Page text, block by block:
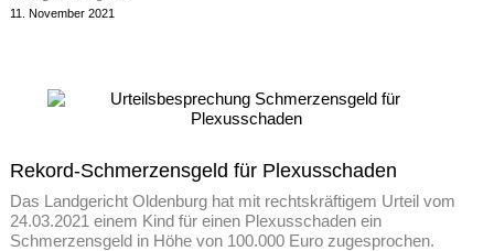
11. November 2021
Rekord-Schmerzensgeld für Plexusschaden
Das Landgericht Oldenburg hat mit rechtskräftigem Urteil vom
24.03.2021 einem Kind für einen Plexusschaden ein
Schmerzensgeld in Höhe von 100.000 Euro zugesprochen.